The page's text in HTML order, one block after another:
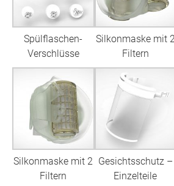
Spülflaschen-
Verschlüsse
Silkonmaske mit
Filtern
Silkonmaske mit 2
Filtern
Gesichtsschutz –
Einzelteile